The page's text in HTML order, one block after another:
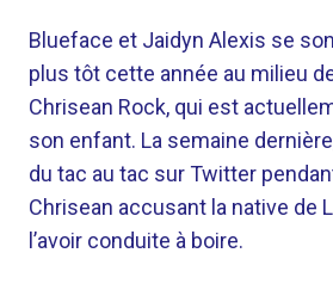
Blueface et Jaidyn Alexis se
plus tôt cette année au milieu
Chrisean Rock, qui est
son enfant. La semaine
du tac au tac sur Twitter
Chrisean accusant la native de
l’avoir conduite à boire.